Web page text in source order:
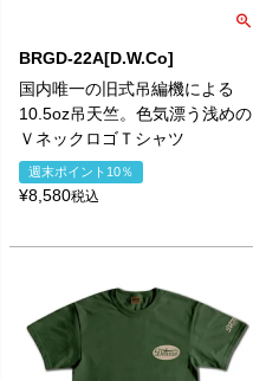
BRGD-22A[D.W.Co]
国内唯一の旧式吊編機による
10.5oz吊天竺。色気漂う浅めの
ＶネックロゴＴシャツ
週末ポイント10％
¥8,580税込